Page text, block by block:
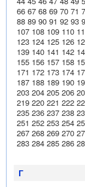
66 67 68 69 70 71
88 89 90 91 92 93
107 108 109 110
123 124 125 126
139 140 141 142
155 156 157 158
171 172 173 174
187 188 189 190
203 204 205 206
219 220 221 222
235 236 237 238
251 252 253 254
267 268 269 270
283 284 285 286
Г